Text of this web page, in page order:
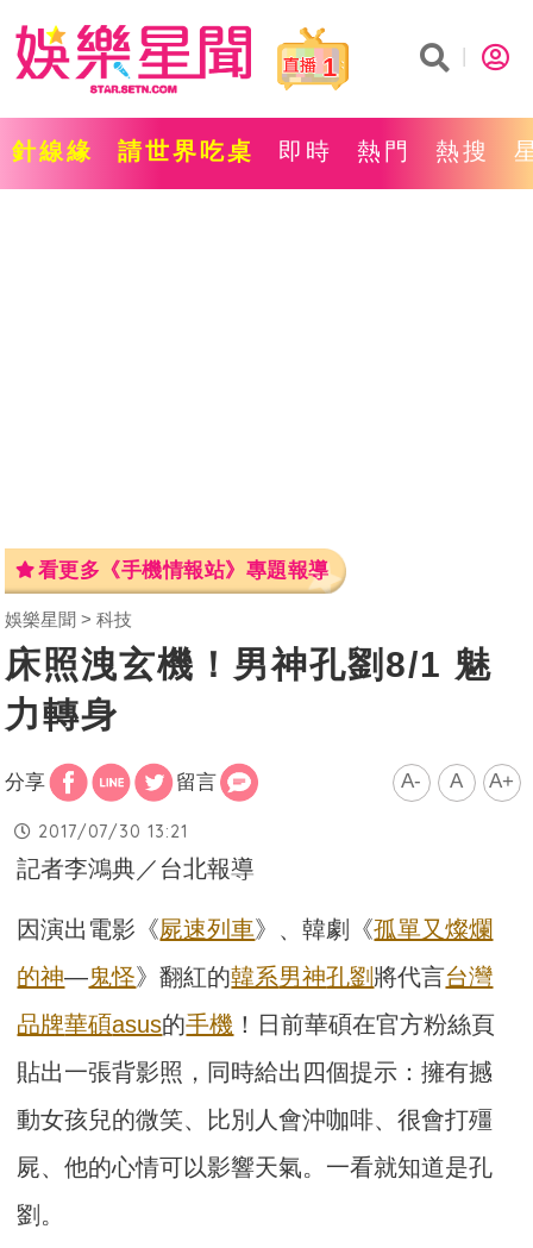
1
針線緣 請世界吃桌 即時 熱門 熱搜
看更多《手機情報站》專題報導
娛樂星聞 科技
床照洩玄機！男神孔劉8/1 魅
力轉身
分享 留言 A- A A+
2017/07/30 13:21
記者李鴻典／台北報導
因演出電影《屍速列車》、韓劇《孤單又燦爛
的神—鬼怪》翻紅的韓系男神孔劉 將代言台灣
品牌華碩asus的手機 ！日前華碩在官方粉絲頁
貼出一張背影照，同時給出四個提示：擁有撼
動女孩兒的微笑、比別人會沖咖啡、很會打殭
屍、他的心情可以影響天氣。一看就知道是孔
劉。